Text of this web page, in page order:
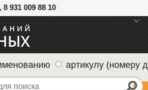
8 931 009 88 10
артикулу (номеру